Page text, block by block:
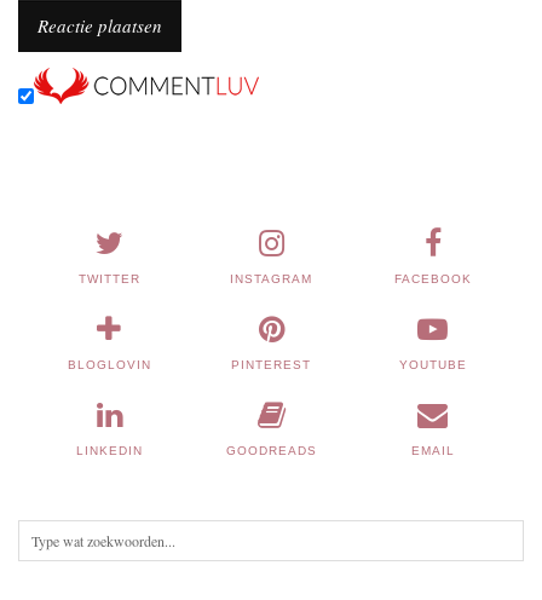
TWITTER INSTAGRAM FACEBOOK
BLOGLOVIN PINTEREST YOUTUBE
LINKEDIN GOODREADS EMAIL